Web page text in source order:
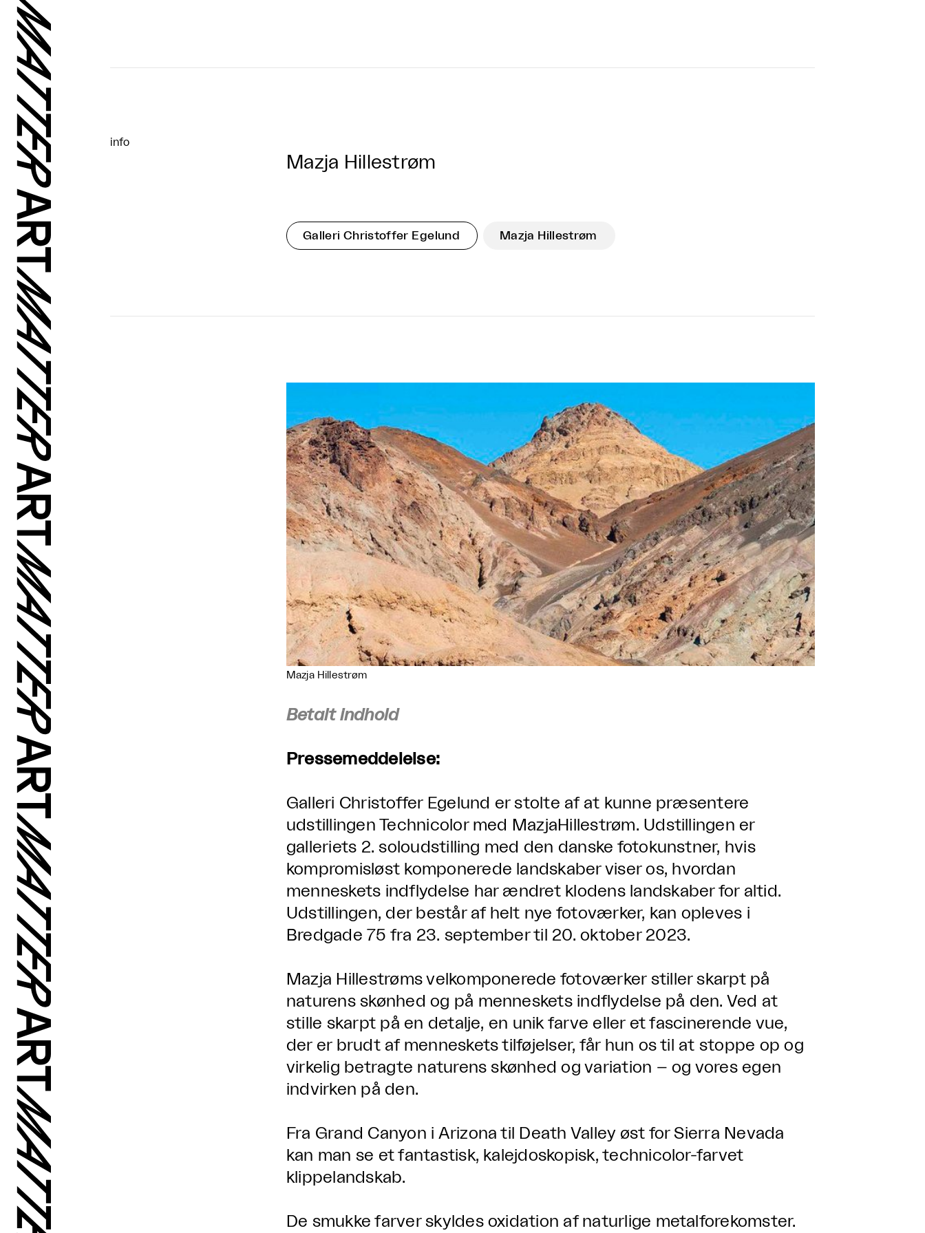
info
Mazja Hillestrøm
Galleri Christoffer Egelund Mazja Hillestrøm
Mazja Hillestrøm
Betalt indhold
Pressemeddelelse:
Galleri Christoffer Egelund er stolte af at kunne præsentere
udstillingen Technicolor med MazjaHillestrøm. Udstillingen er
galleriets 2. soloudstilling med den danske fotokunstner, hvis
kompromisløst komponerede landskaber viser os, hvordan
menneskets indflydelse har ændret klodens landskaber for altid.
Udstillingen, der består af helt nye fotoværker, kan opleves i
Bredgade 75 fra 23. september til 20. oktober 2023.
Mazja Hillestrøms velkomponerede fotoværker stiller skarpt på
naturens skønhed og på menneskets indflydelse på den. Ved at
stille skarpt på en detalje, en unik farve eller et fascinerende vue,
der er brudt af menneskets tilføjelser, får hun os til at stoppe op og
virkelig betragte naturens skønhed og variation – og vores egen
indvirken på den.
Fra Grand Canyon i Arizona til Death Valley øst for Sierra Nevada
kan man se et fantastisk, kalejdoskopisk, technicolor-farvet
klippelandskab.
De smukke farver skyldes oxidation af naturlige metalforekomster.